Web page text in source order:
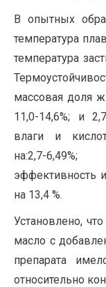
В опытных
температура
температура
массовая доля
11,0-14,6%; и
влаги и
на:2,7-
эффективность
на 13,4 %.
Установлено,
масло с
препарата
относительно